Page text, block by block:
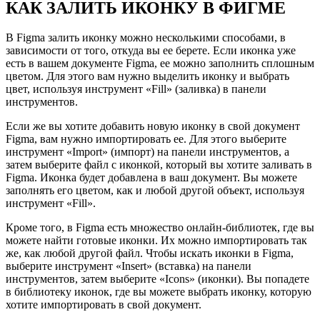
КАК ЗАЛИТЬ ИКОНКУ В ФИГМЕ
В Figma залить иконку можно несколькими способами, в
зависимости от того, откуда вы ее берете. Если иконка уже
есть в вашем документе Figma, ее можно заполнить сплошным
цветом. Для этого вам нужно выделить иконку и выбрать
цвет, используя инструмент «Fill» (заливка) в панели
инструментов.
Если же вы хотите добавить новую иконку в свой документ
Figma, вам нужно импортировать ее. Для этого выберите
инструмент «Import» (импорт) на панели инструментов, а
затем выберите файл с иконкой, который вы хотите заливать в
Figma. Иконка будет добавлена в ваш документ. Вы можете
заполнять его цветом, как и любой другой объект, используя
инструмент «Fill».
Кроме того, в Figma есть множество онлайн-библиотек, где вы
можете найти готовые иконки. Их можно импортировать так
же, как любой другой файл. Чтобы искать иконки в Figma,
выберите инструмент «Insert» (вставка) на панели
инструментов, затем выберите «Icons» (иконки). Вы попадете
в библиотеку иконок, где вы можете выбрать иконку, которую
хотите импортировать в свой документ.